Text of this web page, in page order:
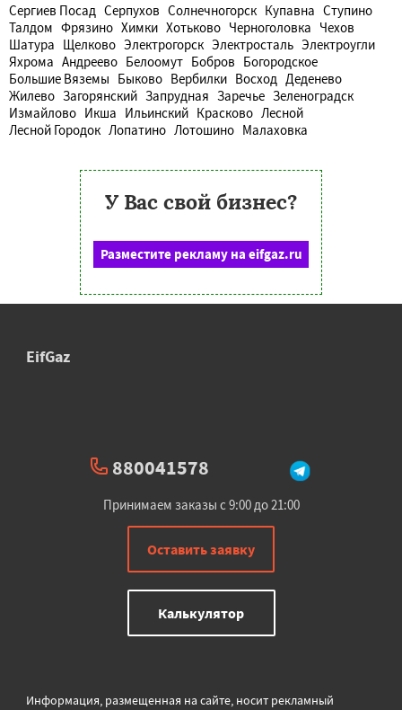
Сергиев Посад Серпухов Солнечногорск Купавна Ступино
Талдом Фрязино Химки Хотьково Черноголовка Чехов
Шатура Щелково Электрогорск Электросталь Электроугли
Яхрома Андреево Белоомут Бобров Богородское
Большие Вяземы Быково Вербилки Восход Деденево
Жилево Загорянский Запрудная Заречье Зеленоградск
Измайлово Икша Ильинский Красково Лесной
Лесной Городок Лопатино Лотошино Малаховка
У Вас свой бизнес?
Разместите рекламу на eifgaz.ru
EifGaz
880041578
Принимаем заказы с 9:00 до 21:00
Оставить заявку
Калькулятор
Информация, размещенная на сайте, носит рекламный